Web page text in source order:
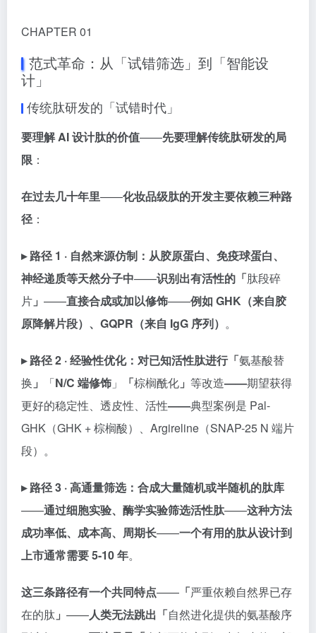
CHAPTER 01
范式革命：从「试错筛选」到「智能设
计」
传统肽研发的「试错时代」
要理解 AI 设计肽的价值——先要理解传统肽研发的局
限 ：
在过去几十年里——化妆品级肽的开发主要依赖三种路
径：
▸ 路径 1 · 自然来源仿制： 从胶原蛋白、免疫球蛋白、
神经递质等天然分子中——识别出有活性的「肽段碎
片 」 ——直接合成或加以修饰——例如 GHK（来自胶
原降解片段）、GQPR（来自 IgG 序列） 。
▸ 路径 2 · 经验性优化： 对已知活性肽进行「氨基酸替
换 」 「N/C 端修饰 」 「棕榈酰化 」 等改造——期望获得
更好的稳定性、透皮性、活性——典型案例是 Pal-
GHK（GHK + 棕榈酸）、Argireline（SNAP-25 N 端片
段）。
▸ 路径 3 · 高通量筛选： 合成大量随机或半随机的肽库
——通过细胞实验、酶学实验筛选活性肽——这种方法
成功率低、成本高、周期长——一个有用的肽从设计到
上市通常需要 5-10 年。
这三条路径有一个共同特点—— 「严重依赖自然界已存
在的肽 」 ——人类无法跳出「自然进化提供的氨基酸序